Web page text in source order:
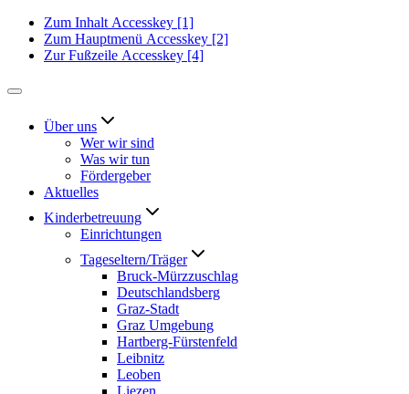
Zum Inhalt Accesskey [1]
Zum Hauptmenü Accesskey [2]
Zur Fußzeile Accesskey [4]
Über uns
Wer wir sind
Was wir tun
Fördergeber
Aktuelles
Kinderbetreuung
Einrichtungen
Tageseltern/Träger
Bruck-Mürzzuschlag
Deutschlandsberg
Graz-Stadt
Graz Umgebung
Hartberg-Fürstenfeld
Leibnitz
Leoben
Liezen